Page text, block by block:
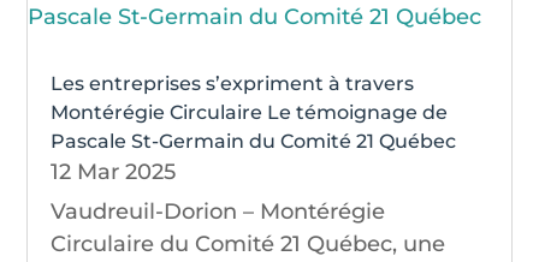
Les entreprises s’expriment à travers
Montérégie Circulaire Le témoignage de
Pascale St-Germain du Comité 21 Québec
12 Mar 2025
Vaudreuil-Dorion – Montérégie
Circulaire du Comité 21 Québec, une